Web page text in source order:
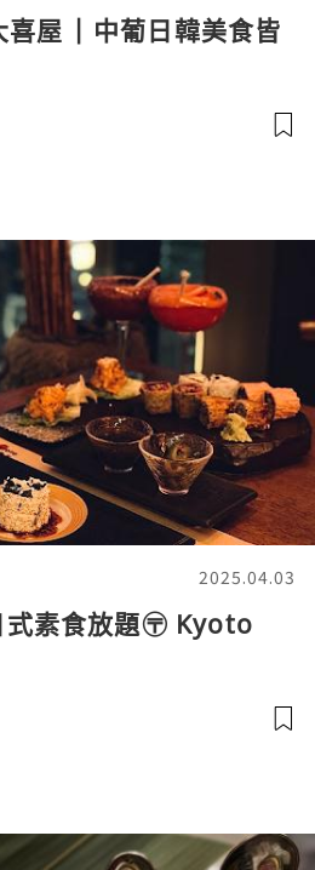
屋 | 中葡日韓美食皆
2025.04.03
式素食放題〶 Kyoto